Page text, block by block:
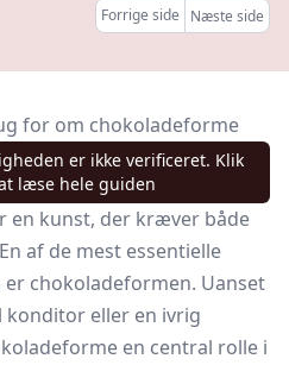
Forrige side Næste side
for om chokoladeforme
er ikke verificeret. Klik
læse hele guiden
en kunst, der kræver både
af de mest essentielle
chokoladeformen. Uanset
konditor eller en ivrig
en central rolle i